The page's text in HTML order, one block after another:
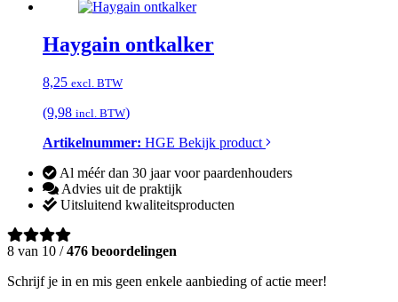
Haygain ontkalker
8,25 excl. BTW
(9,98 incl. BTW)
Artikelnummer: HGE Bekijk product
Al méér dan 30 jaar voor paardenhouders
Advies uit de praktijk
Uitsluitend kwaliteitsproducten
8 van 10 /476 beoordelingen
Schrijf je in en mis geen enkele aanbieding of actie meer!